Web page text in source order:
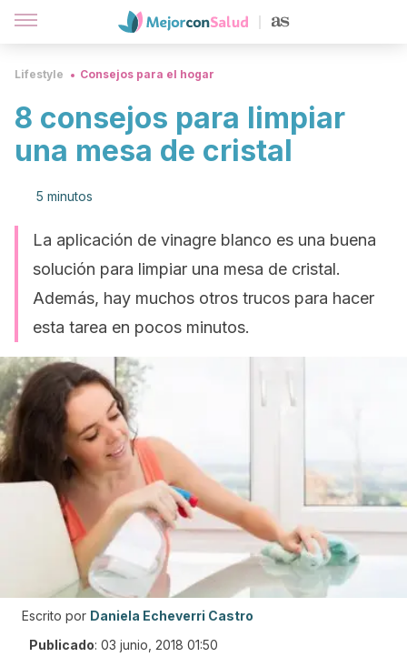
Lifestyle Consejos para el hogar
8 consejos para limpiar
una mesa de cristal
5 minutos
La aplicación de vinagre blanco es una buena
solución para limpiar una mesa de cristal.
Además, hay muchos otros trucos para hacer
esta tarea en pocos minutos.
Escrito por Daniela Echeverri Castro
Publicado: 03 junio, 2018 01:50